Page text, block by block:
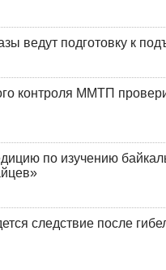
ведут подготовку к
контроля ММТП
по изучению
следствие после